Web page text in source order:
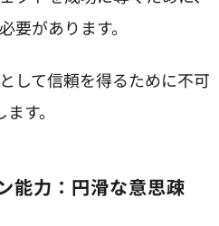
要があります。
して信頼を得るために不可
す。